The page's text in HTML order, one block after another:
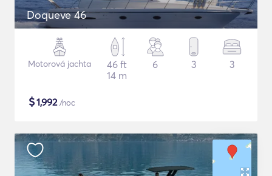
Doqueve 46
Motorová jachta
46 ft
14 m
6 3 3
$1,992/noc